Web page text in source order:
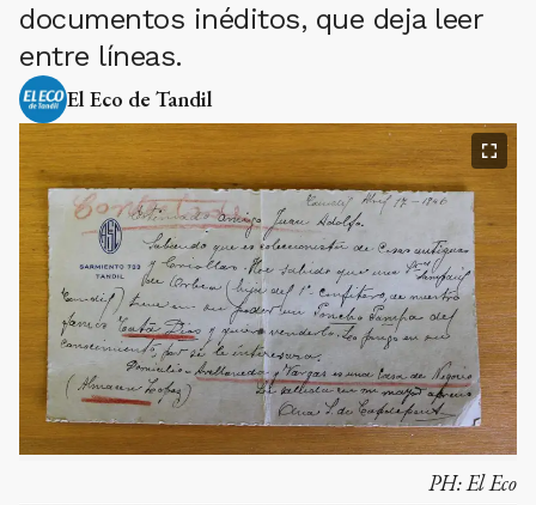
documentos inéditos, que deja leer
entre líneas.
El Eco de Tandil
PH:El Eco